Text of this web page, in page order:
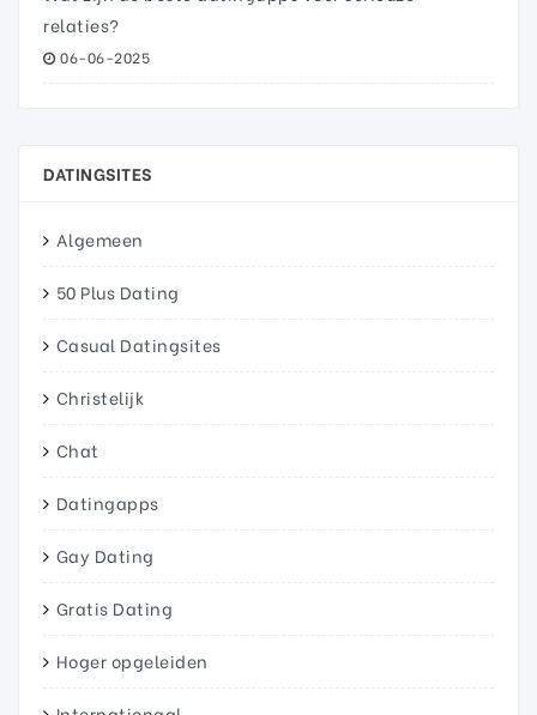
relaties?
06-06-2025
DATINGSITES
Algemeen
50 Plus Dating
Casual Datingsites
Christelijk
Chat
Datingapps
Gay Dating
Gratis Dating
Hoger opgeleiden